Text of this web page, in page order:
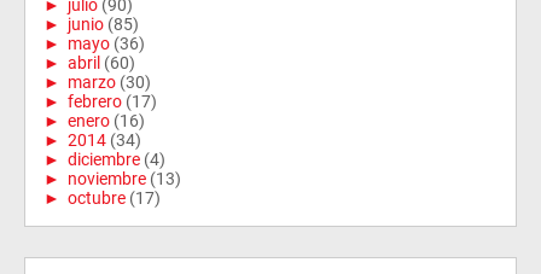
► julio (90)
► junio (85)
► mayo (36)
► abril (60)
► marzo (30)
► febrero (17)
► enero (16)
► 2014 (34)
► diciembre (4)
► noviembre (13)
► octubre (17)